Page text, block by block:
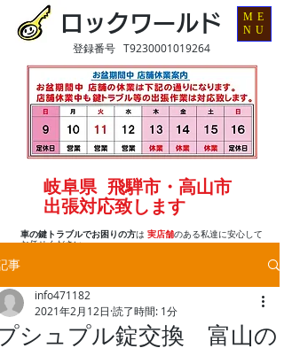
ロックワールド
車の鍵トラブルでお困りの方は 実店舗のある私達に安心して
お任せください
岐阜県 飛騨市・高山市
出張対応致します
登録番号 T9230001019264
ME
NU
事
シュプル錠交換 富山の
info471182
2021年2月12日 読了時間: 1分